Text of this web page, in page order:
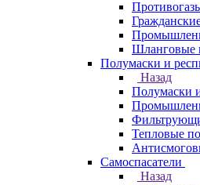
Шланговые
Полумаски и
Назад
Полумаски
Тепловые
Самоспасатели
Назад